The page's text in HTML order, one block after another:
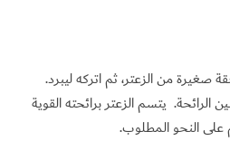
صغيرة من الزعتر، ثم اتركه ليبرد.
يتسم الزعتر برائحته القوية
النحو المطلوب.